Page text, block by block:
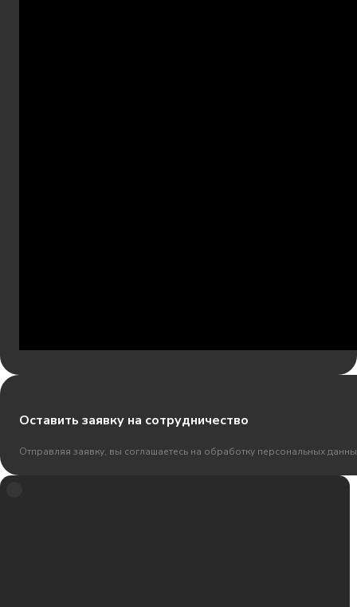
Оставить заявку на сотрудничество
Отправляя заявку, вы соглашаетесь на обработку персональных